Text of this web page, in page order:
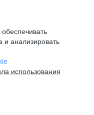
и анализировать
использования